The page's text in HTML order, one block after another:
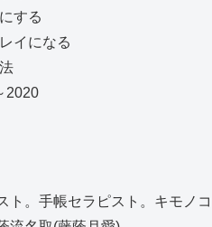
する
イになる
2020
ト。手帳セラピスト。キモノコ